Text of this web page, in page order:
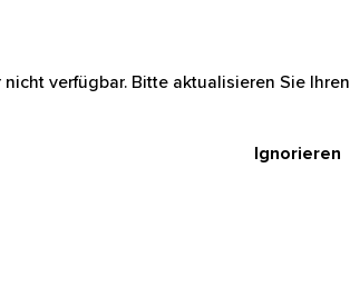
verfügbar. Bitte aktualisieren Sie Ihren
Ignorieren